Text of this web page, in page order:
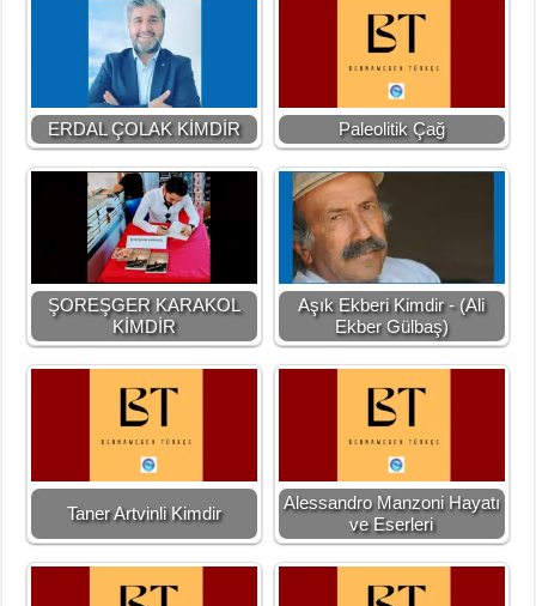
ERDAL ÇOLAK KİMDİR Paleolitik Çağ
ŞOREŞGER KARAKOL
KİMDİR
Aşık Ekberi Kimdir - (Ali
Ekber Gülbaş)
Taner Artvinli Kimdir
Alessandro Manzoni Hayatı
ve Eserleri